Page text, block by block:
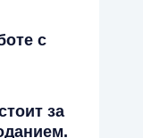
за
с